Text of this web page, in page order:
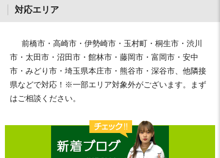
対応エリア
前橋市・高崎市・伊勢崎市・玉村町・桐生市・渋川
市・太田市・沼田市・館林市・藤岡市・富岡市・安中
市・みどり市・埼玉県本庄市・熊谷市・深谷市、他隣接
県などで対応！※一部エリア対象外がございます。まず
はご相談ください。